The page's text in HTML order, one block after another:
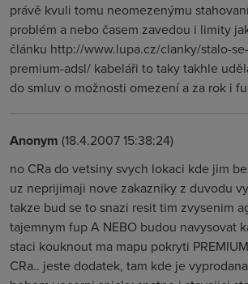
právě kvuli tomu neomezenýmu
problém a nebo časem zavedou i limity
článku http://www.lupa.cz/clanky/stalo-
premium-adsl/ kabeláři to taky takhle
do smluv o možnosti omezení a za rok i
Anonym (18.4.2007 15:38:24)
no CRa do vetsiny svych lokaci kde jim
uz neprijimaji nove zakazniky z duvodu
takze bud se to snazi resit tim zvysenim
tajemnym fup A NEBO budou navysovat
staci kouknout ma mapu pokryti
CRa.. jeste dodatek, tam kde je